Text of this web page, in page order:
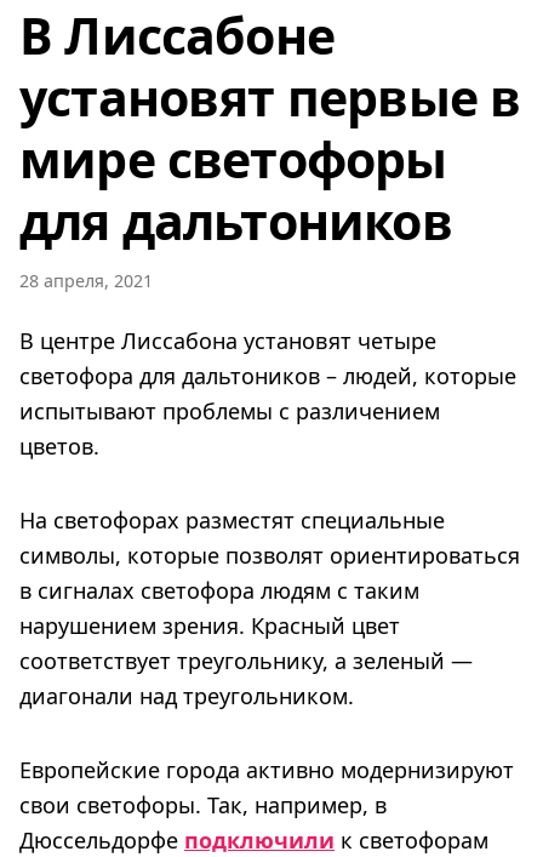
В Лиссабоне
установят первые в
мире светофоры
для дальтоников
28 апреля, 2021
В центре Лиссабона установят четыре
светофора для дальтоников – людей, которые
испытывают проблемы с различением
цветов.
На светофорах разместят специальные
символы, которые позволят ориентироваться
в сигналах светофора людям с таким
нарушением зрения. Красный цвет
соответствует треугольнику, а зеленый —
диагонали над треугольником.
Европейские города активно модернизируют
свои светофоры. Так, например, в
Дюссельдорфе подключили к светофорам